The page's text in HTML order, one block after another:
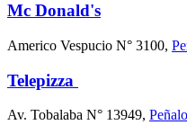
Mc Donald's
Americo Vespucio N° 3100,
Telepizza
Av. Tobalaba N° 13949,